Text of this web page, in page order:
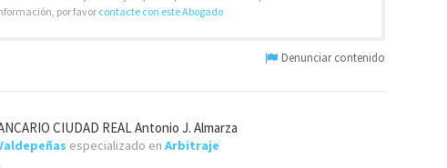
por favor contacte con este Abogado
Denunciar contenido
CIUDAD REAL Antonio J. Almarza
especializado en Arbitraje